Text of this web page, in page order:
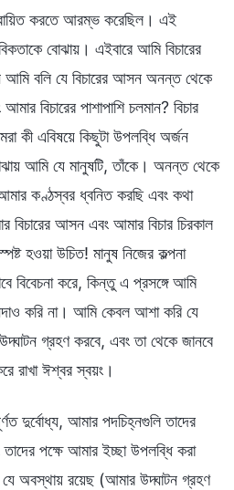
করতে আরম্ভ করেছিল। এই
বোঝায়। এইবারে আমি বিচারের
আমি বলি যে বিচারের আসন অনন্ত থেকে
বিচারের পাশাপাশি চলমান? বিচার
কী এবিষয়ে কিছুটা উপলব্ধি অর্জন
আমি যে মানুষটি, তাঁকে। অনন্ত থেকে
কণ্ঠস্বর ধ্বনিত করছি এবং কথা
বিচারের আসন এবং আমার বিচার চিরকাল
হওয়া উচিত! মানুষ নিজের কল্পনা
বিবেচনা করে, কিন্তু এ প্রসঙ্গে আমি
করি না। আমি কেবল আশা করি যে
গ্রহণ করবে, এবং তা থেকে জানবে
রাখা ঈশ্বর স্বয়ং।
দুর্বোধ্য, আমার পদচিহ্নগুলি তাদের
পক্ষে আমার ইচ্ছা উপলব্ধি করা
অবস্থায় রয়েছ (আমার উদ্ঘাটন গ্রহণ